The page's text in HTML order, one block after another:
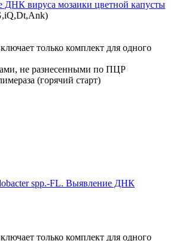
ДНК вируса мозаики цветной капусты
spp.-FL. Выявление ДНК